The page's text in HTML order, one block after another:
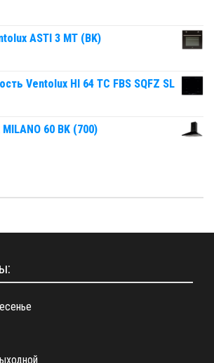
ASTI 3 MT (BK)
Ventolux HI 64 TC FBS SQFZ SL
60 BK (700)